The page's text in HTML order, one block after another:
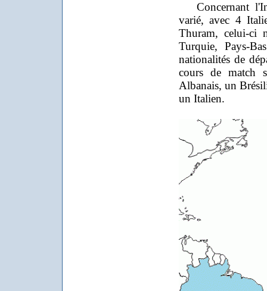
Concernant
varié, avec 4
Thuram, celui-ci
Turquie, Pays-
nationalités de
cours de match
Albanais, un
un Italien.